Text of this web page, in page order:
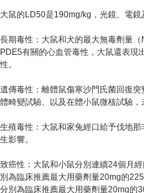
大鼠的LD50是190mg/kg，光鏡、電鏡
長期毒性：大鼠和犬的最大無毒劑量
PDE5有關的心血管毒性，大鼠還表現
性。
遺傳毒性：離體鼠傷寒沙門氏菌回復
體畸變試驗、以及在體小鼠微核試驗，
生殖毒性：大鼠和家兔經口給予伐地
生影響。
致癌性：大鼠和小鼠分別連續24個月
別為臨床推薦最大用藥劑量20mg的
分別為臨床推薦最大用藥劑量20mg的